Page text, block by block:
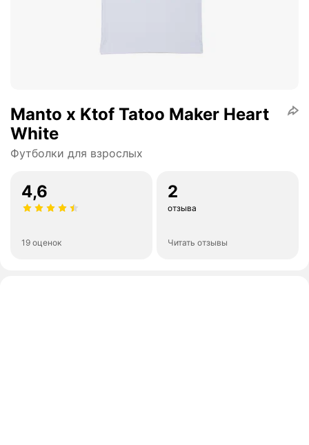
Manto x Ktof Tatoo Maker Heart
White
Футболки для взрослых
4,6
19 оценок
2
отзыва
Читать отзывы